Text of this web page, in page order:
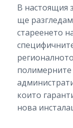
В настоящия
ще
стареенето
полимерните
които
нова